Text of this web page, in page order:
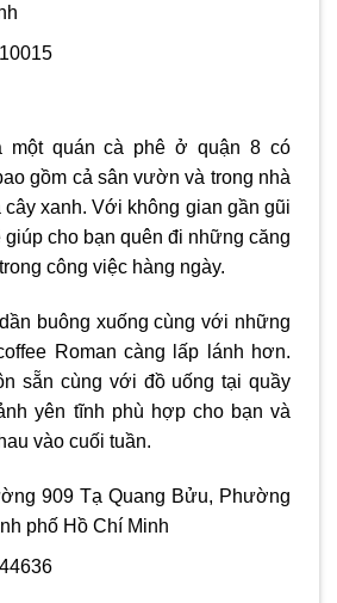
một quán cà phê ở quận 8 có
gồm cả sân vườn và trong nhà
xanh. Với không gian gần gũi
cho bạn quên đi những căng
công việc hàng ngày.
buông xuống cùng với những
Roman càng lấp lánh hơn.
sẵn cùng với đồ uống tại quầy
yên tĩnh phù hợp cho bạn và
vào cuối tuần.
909 Tạ Quang Bửu, Phường
phố Hồ Chí Minh